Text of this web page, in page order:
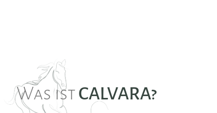
Was ist CALVARA?